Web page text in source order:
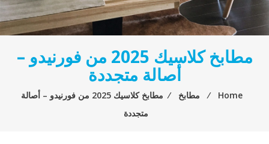
مطابخ كلاسيك 2025 من فورنيدو –
أصالة متجددة
Home
⁄ مطابخ ⁄
مطابخ كلاسيك 2025 من فورنيدو – أصالة
متجددة